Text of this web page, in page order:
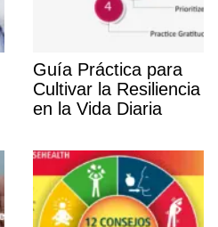
Guí­a Práctica para
Cultivar la Resiliencia
en la Vida Diaria